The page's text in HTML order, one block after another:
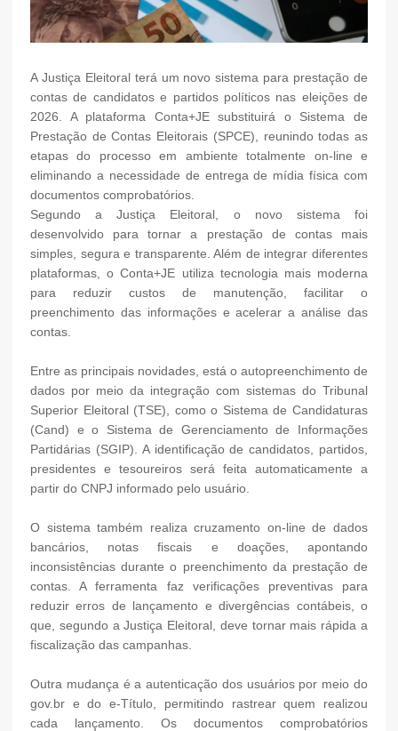
A Justiça Eleitoral terá um novo sistema para prestação de
contas de candidatos e partidos políticos nas eleições de
2026. A plataforma Conta+JE substituirá o Sistema de
Prestação de Contas Eleitorais (SPCE), reunindo todas as
etapas do processo em ambiente totalmente on-line e
eliminando a necessidade de entrega de mídia física com
documentos comprobatórios.
Segundo a Justiça Eleitoral, o novo sistema foi
desenvolvido para tornar a prestação de contas mais
simples, segura e transparente. Além de integrar diferentes
plataformas, o Conta+JE utiliza tecnologia mais moderna
para reduzir custos de manutenção, facilitar o
preenchimento das informações e acelerar a análise das
contas.
Entre as principais novidades, está o autopreenchimento de
dados por meio da integração com sistemas do Tribunal
Superior Eleitoral (TSE), como o Sistema de Candidaturas
(Cand) e o Sistema de Gerenciamento de Informações
Partidárias (SGIP). A identificação de candidatos, partidos,
presidentes e tesoureiros será feita automaticamente a
partir do CNPJ informado pelo usuário.
O sistema também realiza cruzamento on-line de dados
bancários, notas fiscais e doações, apontando
inconsistências durante o preenchimento da prestação de
contas. A ferramenta faz verificações preventivas para
reduzir erros de lançamento e divergências contábeis, o
que, segundo a Justiça Eleitoral, deve tornar mais rápida a
fiscalização das campanhas.
Outra mudança é a autenticação dos usuários por meio do
gov.br e do e-Título, permitindo rastrear quem realizou
cada lançamento. Os documentos comprobatórios